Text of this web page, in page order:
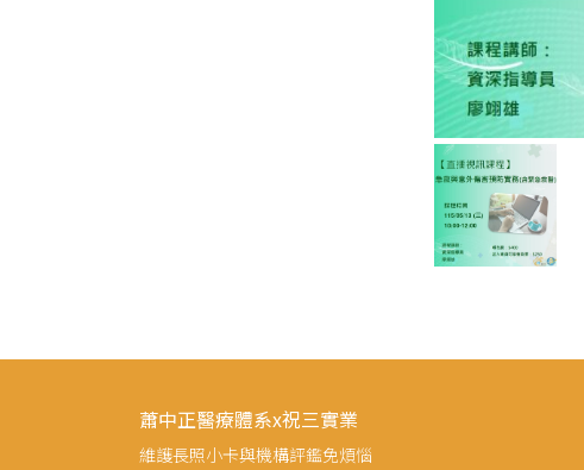
蕭中正醫療體系x祝三實業
維護長照小卡與機構評鑑免煩惱